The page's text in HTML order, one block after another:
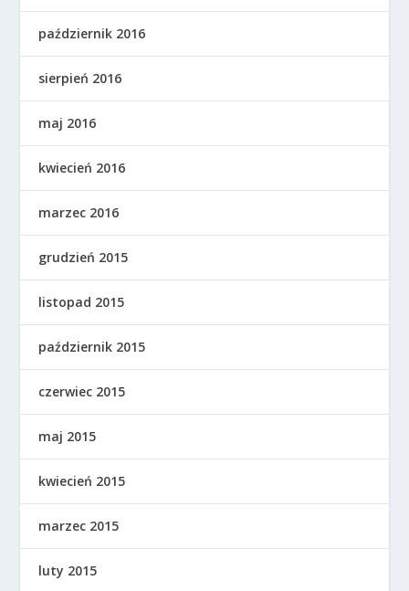
październik 2016
sierpień 2016
maj 2016
kwiecień 2016
marzec 2016
grudzień 2015
listopad 2015
październik 2015
czerwiec 2015
maj 2015
kwiecień 2015
marzec 2015
luty 2015